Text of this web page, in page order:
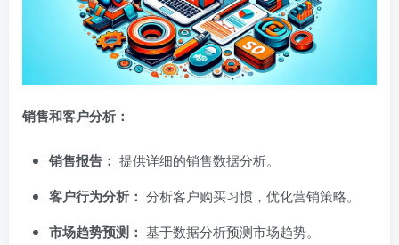
销售和客户分析：
销售报告： 提供详细的销售数据分析。
客户行为分析： 分析客户购买习惯，优化营销策略。
市场趋势预测： 基于数据分析预测市场趋势。